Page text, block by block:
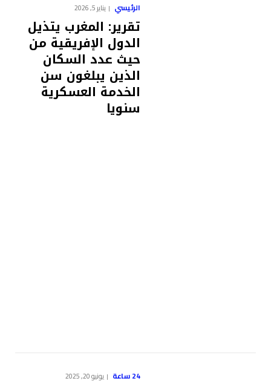
الرئيسي يناير 5, 2026
تقرير: المغرب يتذيل
الدول الإفريقية من
حيث عدد السكان
الذين يبلغون سن
الخدمة العسكرية
سنويا
24 ساعة يونيو 20, 2025